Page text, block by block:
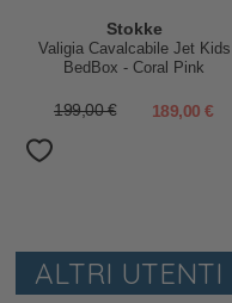
Stokke
Valigia Cavalcabile Jet Kids
BedBox - Coral Pink
199,00 € 189,00 €
ALTRI